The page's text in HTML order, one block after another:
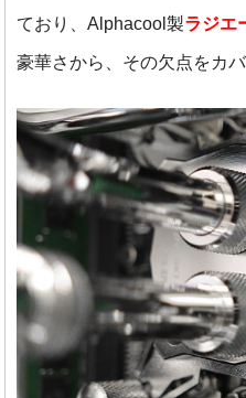
ており、Alphacool製ラジエ
豪華さから、その欠点をカ